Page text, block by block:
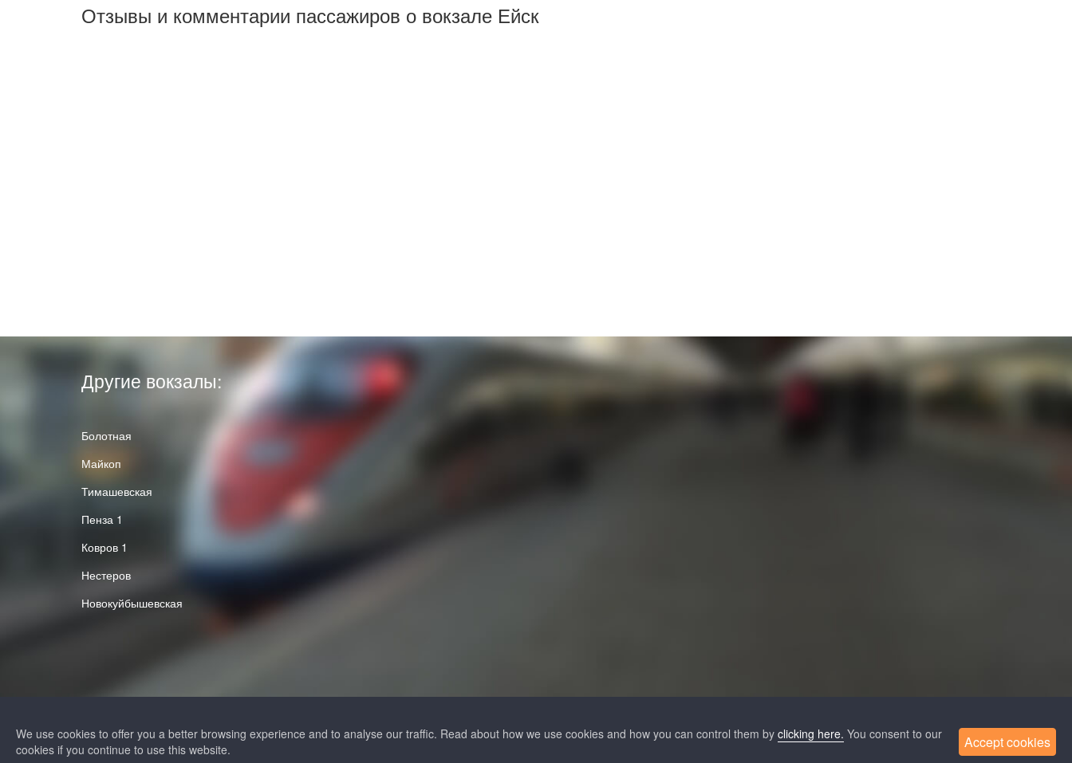
Отзывы и комментарии пассажиров о вокзале Ейск
Другие вокзалы:
Болотная
Майкоп
Тимашевская
Пенза 1
Ковров 1
Нестеров
Новокуйбышевская
+7 (812) 313-64-52
+7 (495) 258-85-87
О нас Новости Помощь FAQ Контакты
We use cookies to offer you a better browsing experience and to analyse our traffic. Read about how we use cookies and how you can control them by clicking here. You consent to our
cookies if you continue to use this website.
Accept cookies